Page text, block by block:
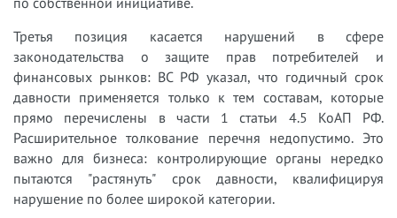
Третья позиция касается нарушений в сфере
законодательства о защите прав потребителей и
финансовых рынков: ВС РФ указал, что годичный срок
давности применяется только к тем составам, которые
прямо перечислены в части 1 статьи 4.5 КоАП РФ.
Расширительное толкование перечня недопустимо. Это
важно для бизнеса: контролирующие органы нередко
пытаются "растянуть" срок давности, квалифицируя
нарушение по более широкой категории.